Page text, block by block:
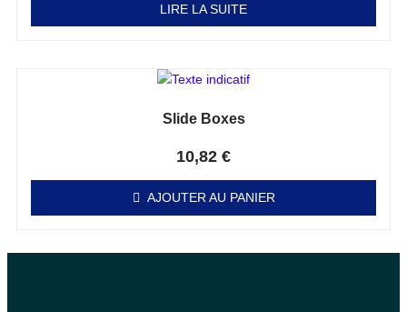
LIRE LA SUITE
Slide Boxes
10,82 €
AJOUTER AU PANIER